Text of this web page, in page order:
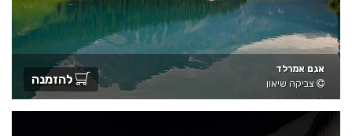
אגם אמרלד
צביקה שיאון
להזמנה